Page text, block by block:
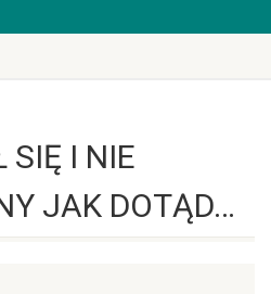
SIĘ I NIE
JAK DOTĄD…